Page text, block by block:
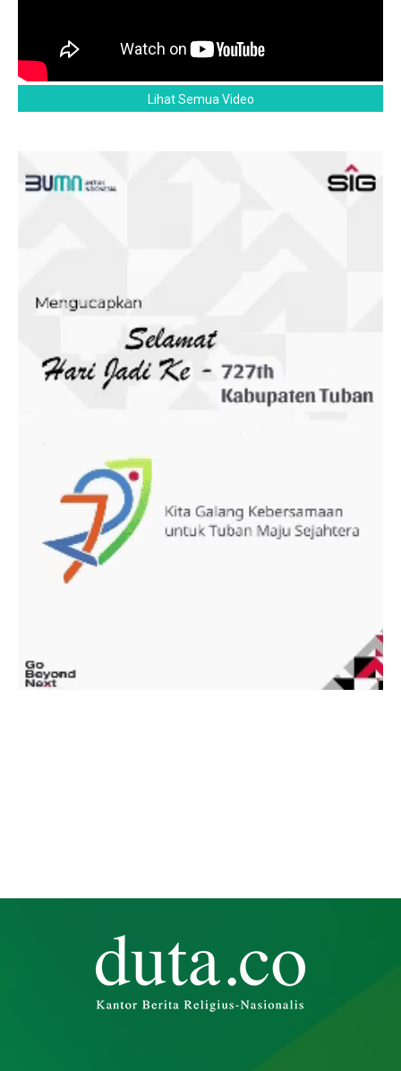
Lihat Semua Video